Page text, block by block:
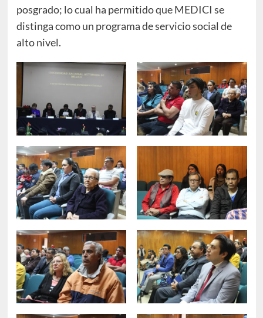
posgrado; lo cual ha permitido que MEDICI se
distinga como un programa de servicio social de
alto nivel.